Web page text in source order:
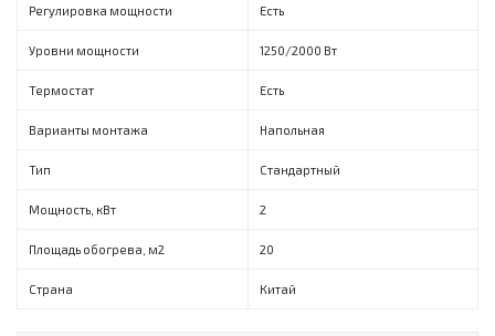
Регулировка мощности Есть
Уровни мощности 1250/2000 Вт
Термостат Есть
Варианты монтажа Напольная
Тип Стандартный
Мощность, кВт 2
Площадь обогрева, м2 20
Страна Китай